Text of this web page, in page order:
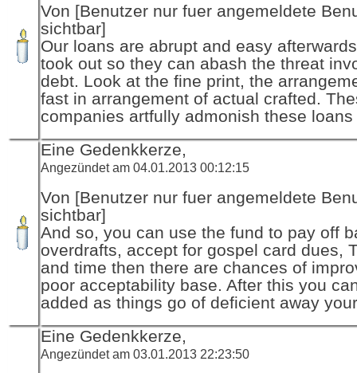
Von [Benutzer nur fuer angemeldete
sichtbar]
Our loans are abrupt and easy
took out so they can abash the threat
debt. Look at the fine print, the
fast in arrangement of actual crafted.
companies artfully admonish these
Eine Gedenkkerze,
Angezündet am 04.01.2013 00:12:15
Von [Benutzer nur fuer angemeldete
sichtbar]
And so, you can use the fund to pay off
overdrafts, accept for gospel card dues,
and time then there are chances of
poor acceptability base. After this you
added as things go of deficient away
Eine Gedenkkerze,
Angezündet am 03.01.2013 22:23:50